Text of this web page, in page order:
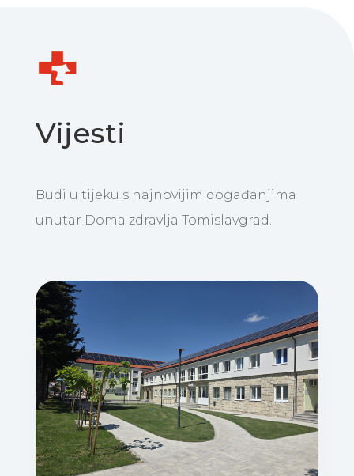
Vijesti
Budi u tijeku s najnovijim događanjima
unutar Doma zdravlja Tomislavgrad.